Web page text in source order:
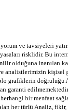
ve tavsiyeleri
risklidir. Bu
olduğuna inanılan
analistlerimizin kişisel
grafiklerin doğruluğu
garanti
bir menfaat
her türlü Analiz,